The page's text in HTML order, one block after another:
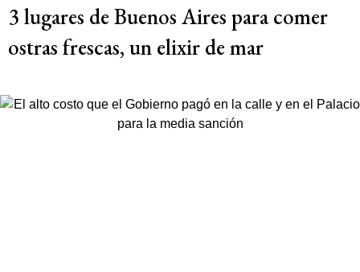
3 lugares de Buenos Aires para comer
ostras frescas, un elixir de mar